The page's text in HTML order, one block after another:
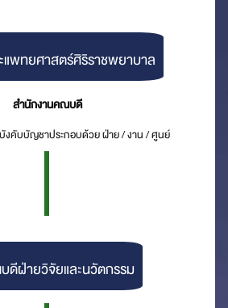
พทยศาสตร์ศิริราชพยาบาล
สำนักงานคณบดี
งคับบัญชาประกอบด้วย ฝ่าย / งาน / ศูนย์
ดีฝ่ายวิจัยและนวัตกรรม